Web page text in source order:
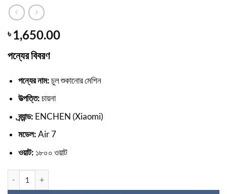
৳1,650.00
পন্যের বিবরণ
পন্যের নাম:চুল শুকানোর মেশিন
উত্পত্তি:চায়না
ব্র্যান্ড: ENCHEN (Xiaomi)
মডেল:Air 7
ওয়াট: ১৮০০ ওয়াট